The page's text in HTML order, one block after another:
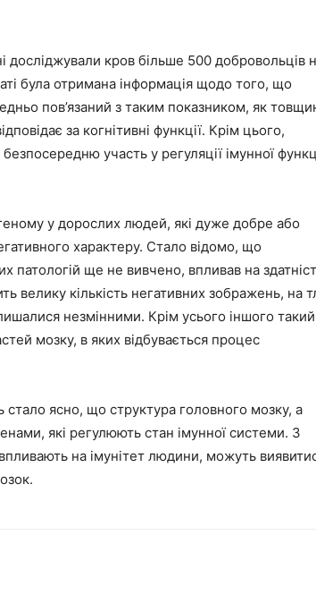
досліджували кров більше 500 добровольців
була отримана інформація щодо того, що
пов’язаний з таким показником, як
за когнітивні функції. Крім цього,
участь у регуляції імунної
у дорослих людей, які дуже добре або
характеру. Стало відомо, що
патологій ще не вивчено, впливав на
велику кількість негативних зображень, на
незмінними. Крім усього іншого такий
мозку, в яких відбувається процес
стало ясно, що структура головного мозку, а
які регулюють стан імунної системи. З
на імунітет людини, можуть